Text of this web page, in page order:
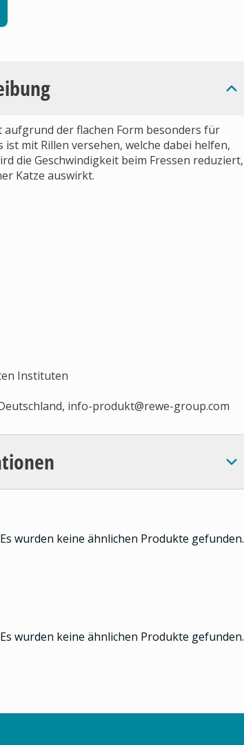
der flachen Form besonders für
mit Rillen versehen, welche dabei helfen,
die Geschwindigkeit beim Fressen reduziert,
Katze auswirkt.
Instituten
info-produkt@rewe-group.com
Es wurden keine ähnlichen Produkte gefunden.
Es wurden keine ähnlichen Produkte gefunden.